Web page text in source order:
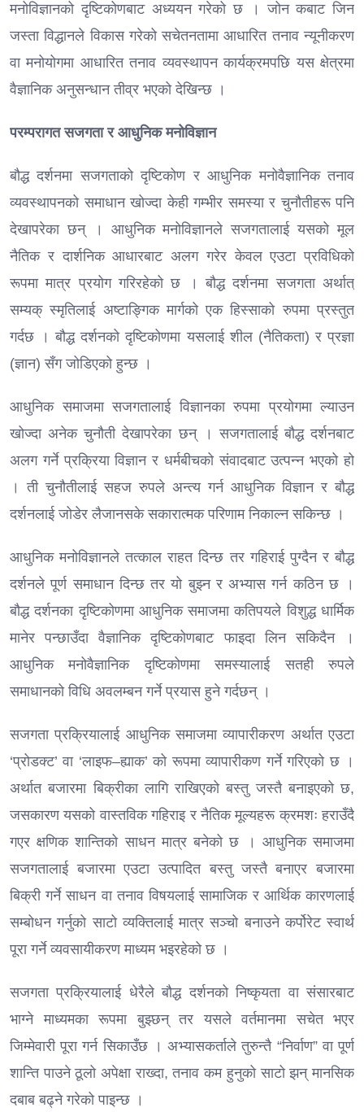
मनोविज्ञानको दृष्टिकोणबाट अध्ययन गरेको छ । जोन कबाट जिन
जस्ता विद्धानले विकास गरेको सचेतनतामा आधारित तनाव न्यूनीकरण
वा मनोयोगमा आधारित तनाव व्यवस्थापन कार्यक्रमपछि यस क्षेत्रमा
वैज्ञानिक अनुसन्धान तीव्र भएको देखिन्छ ।
परम्परागत सजगता र आधुनिक मनोविज्ञान
बौद्ध दर्शनमा सजगताको दृष्टिकोण र आधुनिक मनोवैज्ञानिक तनाव
व्यवस्थापनको समाधान खोज्दा केही गम्भीर समस्या र चुनौतीहरू पनि
देखापरेका छन् । आधुनिक मनोविज्ञानले सजगतालाई यसको मूल
नैतिक र दार्शनिक आधारबाट अलग गरेर केवल एउटा प्रविधिको
रूपमा मात्र प्रयोग गरिरहेको छ । बौद्ध दर्शनमा सजगता अर्थात्
सम्यक् स्मृतिलाई अष्टाङ्गिक मार्गको एक हिस्साको रुपमा प्रस्तुत
गर्दछ । बौद्ध दर्शनको दृष्टिकोणमा यसलाई शील (नैतिकता) र प्रज्ञा
(ज्ञान) सँग जोडिएको हुन्छ ।
आधुनिक समाजमा सजगतालाई विज्ञानका रुपमा प्रयोगमा ल्याउन
खोज्दा अनेक चुनौती देखापरेका छन् । सजगतालाई बौद्ध दर्शनबाट
अलग गर्ने प्रक्रिया विज्ञान र धर्मबीचको संवादबाट उत्पन्न भएको हो
। ती चुनौतीलाई सहज रुपले अन्त्य गर्न आधुनिक विज्ञान र बौद्ध
दर्शनलाई जोडेर लैजानसके सकारात्मक परिणाम निकाल्न सकिन्छ ।
आधुनिक मनोविज्ञानले तत्काल राहत दिन्छ तर गहिराई पुग्दैन र बौद्ध
दर्शनले पूर्ण समाधान दिन्छ तर यो बुझ्न र अभ्यास गर्न कठिन छ ।
बौद्ध दर्शनका दृष्टिकोणमा आधुनिक समाजमा कतिपयले विशुद्ध धार्मिक
मानेर पन्छाउँदा वैज्ञानिक दृष्टिकोणबाट फाइदा लिन सकिदैन ।
आधुनिक मनोवैज्ञानिक दृष्टिकोणमा समस्यालाई सतही रुपले
समाधानको विधि अवलम्बन गर्ने प्रयास हुने गर्दछन् ।
सजगता प्रक्रियालाई आधुनिक समाजमा व्यापारीकरण अर्थात एउटा
‘प्रोडक्ट’ वा ‘लाइफ–ह्याक’ को रूपमा व्यापारीकण गर्ने गरिएको छ ।
अर्थात बजारमा बिक्रीका लागि राखिएको बस्तु जस्तै बनाइएको छ,
जसकारण यसको वास्तविक गहिराइ र नैतिक मूल्यहरू क्रमशः हराउँदै
गएर क्षणिक शान्तिको साधन मात्र बनेको छ । आधुनिक समाजमा
सजगतालाई बजारमा एउटा उत्पादित बस्तु जस्तै बनाएर बजारमा
बिक्री गर्ने साधन वा तनाव विषयलाई सामाजिक र आर्थिक कारणलाई
सम्बोधन गर्नुको साटो व्यक्तिलाई मात्र सञ्चो बनाउने कर्पोरेट स्वार्थ
पूरा गर्ने व्यवसायीकरण माध्यम भइरहेको छ ।
सजगता प्रक्रियालाई धेरैले बौद्ध दर्शनको निष्कृयता वा संसारबाट
भाग्ने माध्यमका रूपमा बुझ्छन् तर यसले वर्तमानमा सचेत भएर
जिम्मेवारी पूरा गर्न सिकाउँछ । अभ्यासकर्ताले तुरुन्तै “निर्वाण” वा पूर्ण
शान्ति पाउने ठूलो अपेक्षा राख्दा, तनाव कम हुनुको साटो झन् मानसिक
दबाब बढ्ने गरेको पाइन्छ ।